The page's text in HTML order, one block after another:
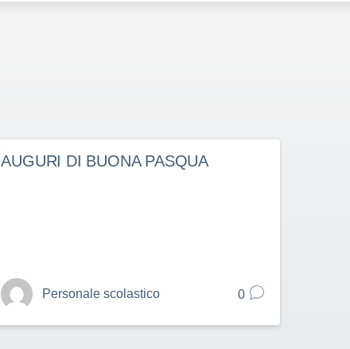
AUGURI DI BUONA PASQUA
Personale scolastico 0